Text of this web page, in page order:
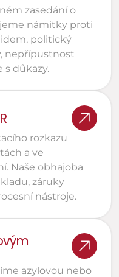
zasedání o
námitky proti
politický
nepřípustnost
s důkazy.
rozkazu
a ve
Naše obhajoba
záruky
nástroje.
azylovou nebo